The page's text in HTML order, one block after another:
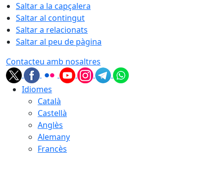
Saltar a la capçalera
Saltar al contingut
Saltar a relacionats
Saltar al peu de pàgina
Contacteu amb nosaltres
Idiomes
Català
Castellà
Anglès
Alemany
Francès